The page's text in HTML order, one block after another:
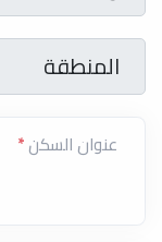
المنطقة
المنطقة
عنوان السكن*